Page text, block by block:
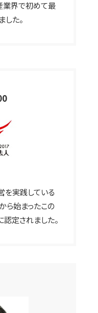
業界で初めて最
た。
実践している
ら始まったこの
認定されました。